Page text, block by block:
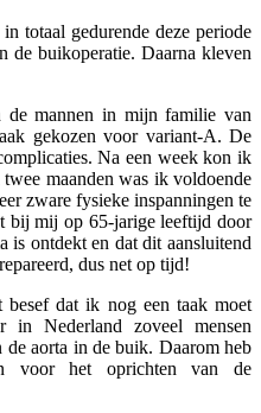
totaal gedurende deze periode
de buikoperatie. Daarna kleven
de mannen in mijn familie van
gekozen voor variant-A. De
Na een week kon ik
maanden was ik voldoende
zware fysieke inspanningen te
bij mij op 65-jarige leeftijd door
is ontdekt en dat dit aansluitend
dus net op tijd!
dat ik nog een taak moet
in Nederland zoveel mensen
de aorta in de buik. Daarom heb
voor het oprichten van de